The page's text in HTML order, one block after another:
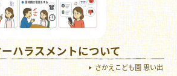
ハラスメントについて
さかえこども園 思い出